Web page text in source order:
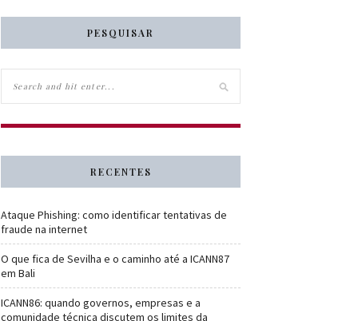
PESQUISAR
RECENTES
Ataque Phishing: como identificar tentativas de
fraude na internet
O que fica de Sevilha e o caminho até a ICANN87
em Bali
ICANN86: quando governos, empresas e a
comunidade técnica discutem os limites da